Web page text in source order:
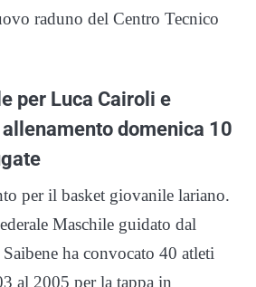
raduno del Centro Tecnico
per Luca Cairoli e
domenica 10
per il basket giovanile lariano.
Maschile guidato dal
ha convocato 40 atleti
al 2005 per la tappa in